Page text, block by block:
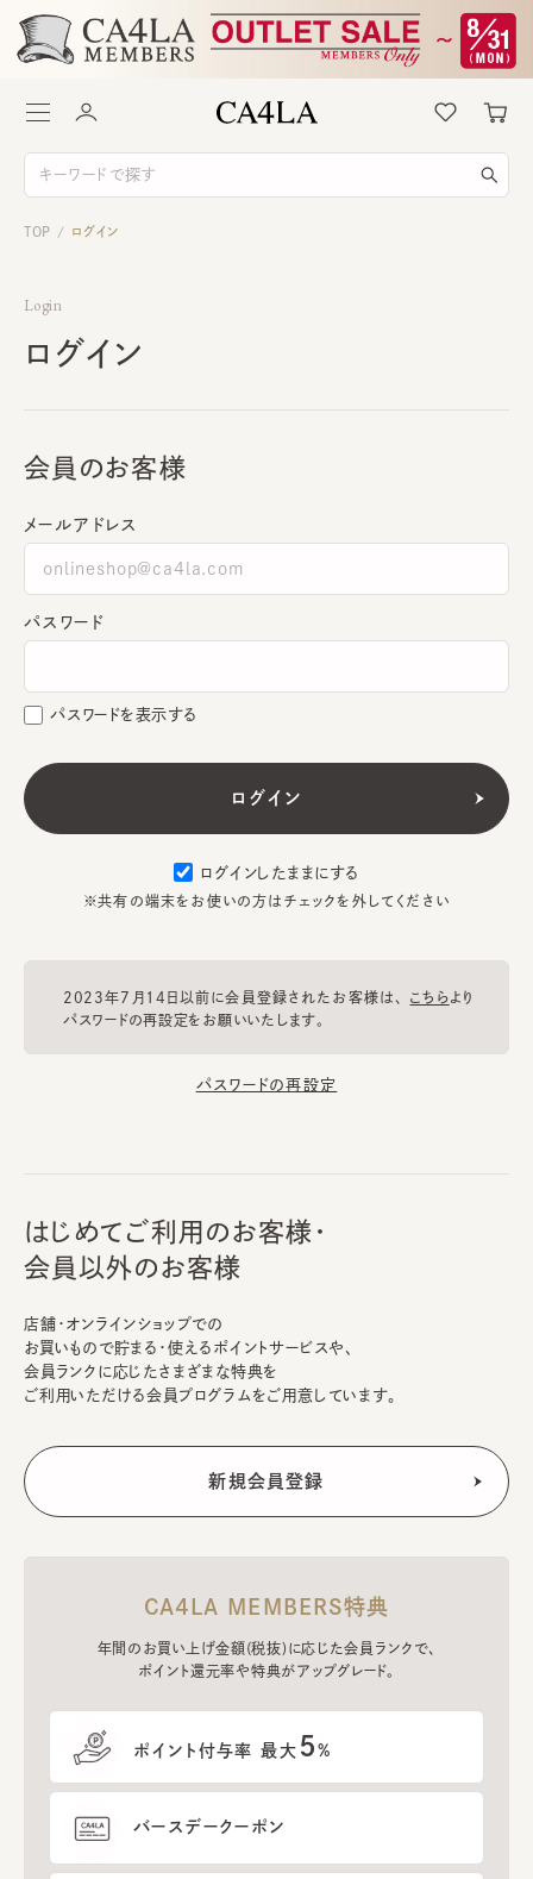
TOP / ログイン
Login
ログイン
会員のお客様
メールアドレス
パスワード
パスワードを表示する
ログインしたままにする
※共有の端末をお使いの方はチェックを外してください
2023年7月14日以前に会員登録されたお客様は、 こちらより
パスワードの再設定をお願いいたします。
パスワードの再設定
はじめてご利用のお客様・
会員以外のお客様
店舗・オンラインショップでの
お買いもので貯まる・使えるポイントサービスや、
会員ランクに応じたさまざまな特典を
ご利用いただける会員プログラムをご用意しています。
CA4LA MEMBERS特典
年間のお買い上げ金額(税抜)に応じた会員ランクで、
ポイント還元率や特典がアップグレード。
ポイント付与率 最大 5%
バースデークーポン